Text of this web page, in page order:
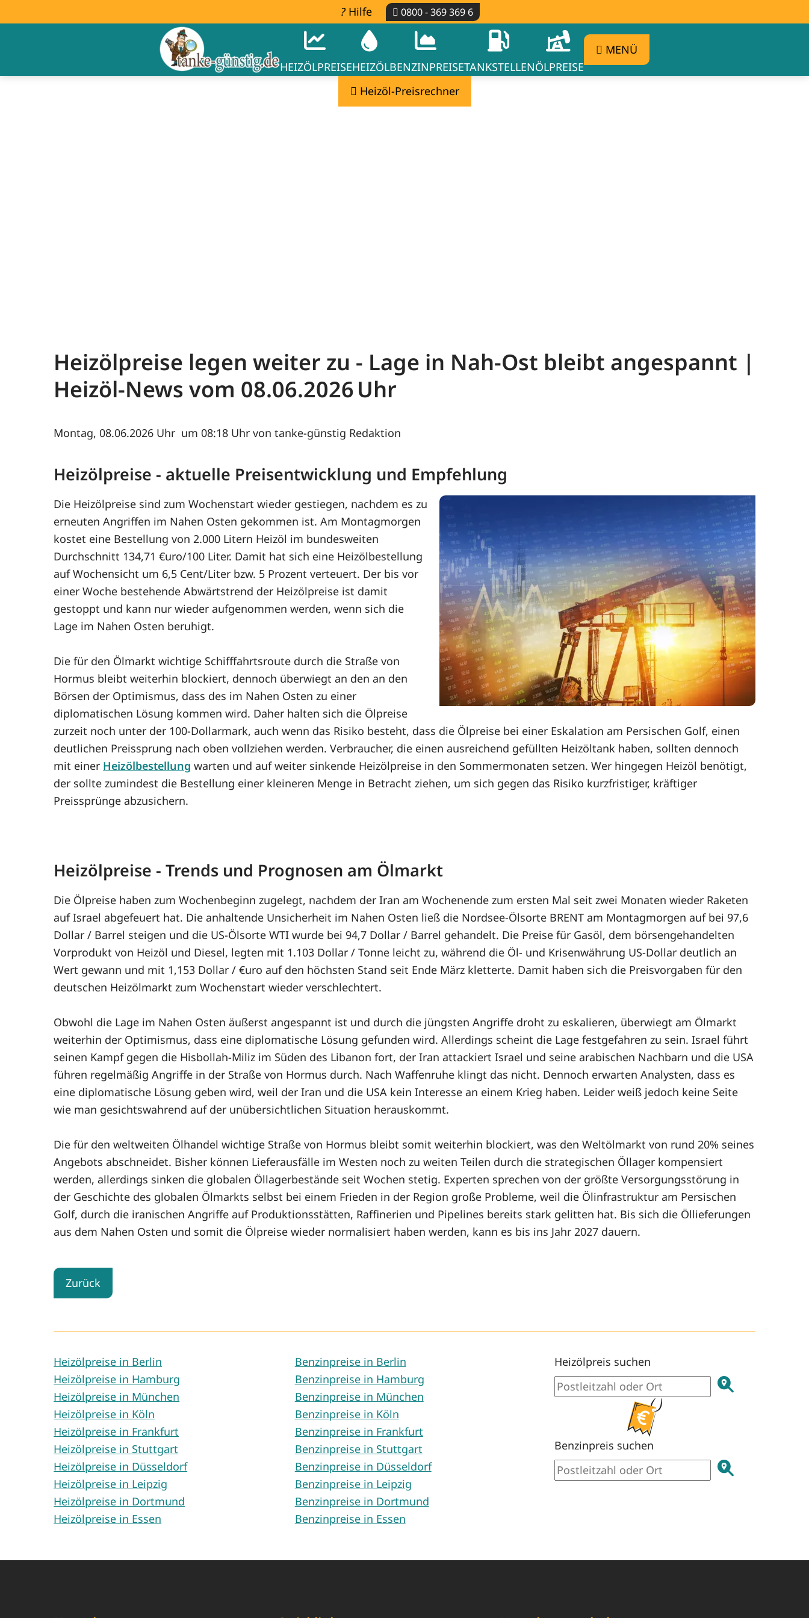
Hilfe 0800 - 369 369 6
HEIZÖLPREISEHEIZÖLBENZINPREISETANKSTELLENÖLPREISE
MENÜ
Heizöl-Preisrechner
Heizölpreise legen weiter zu - Lage in Nah-Ost bleibt angespannt |
Heizöl-News vom 08.06.2026
Montag, 08.06.2026 um 08:18 Uhr von tanke-günstig Redaktion
Heizölpreise - aktuelle Preisentwicklung und Empfehlung
Die Heizölpreise sind zum Wochenstart wieder gestiegen, nachdem es zu
erneuten Angriffen im Nahen Osten gekommen ist. Am Montagmorgen
kostet eine Bestellung von 2.000 Litern Heizöl im bundesweiten
Durchschnitt 134,71 €uro/100 Liter. Damit hat sich eine Heizölbestellung
auf Wochensicht um 6,5 Cent/Liter bzw. 5 Prozent verteuert. Der bis vor
einer Woche bestehende Abwärtstrend der Heizölpreise ist damit
gestoppt und kann nur wieder aufgenommen werden, wenn sich die
Lage im Nahen Osten beruhigt.
Die für den Ölmarkt wichtige Schifffahrtsroute durch die Straße von
Hormus bleibt weiterhin blockiert, dennoch überwiegt an den an den
Börsen der Optimismus, dass des im Nahen Osten zu einer
diplomatischen Lösung kommen wird. Daher halten sich die Ölpreise
zurzeit noch unter der 100-Dollarmark, auch wenn das Risiko besteht, dass die Ölpreise bei einer Eskalation am Persischen Golf, einen
deutlichen Preissprung nach oben vollziehen werden. Verbraucher, die einen ausreichend gefüllten Heizöltank haben, sollten dennoch
mit einer Heizölbestellung warten und auf weiter sinkende Heizölpreise in den Sommermonaten setzen. Wer hingegen Heizöl benötigt,
der sollte zumindest die Bestellung einer kleineren Menge in Betracht ziehen, um sich gegen das Risiko kurzfristiger, kräftiger
Preissprünge abzusichern.
Heizölpreise - Trends und Prognosen am Ölmarkt
Die Ölpreise haben zum Wochenbeginn zugelegt, nachdem der Iran am Wochenende zum ersten Mal seit zwei Monaten wieder Raketen
auf Israel abgefeuert hat. Die anhaltende Unsicherheit im Nahen Osten ließ die Nordsee-Ölsorte BRENT am Montagmorgen auf bei 97,6
Dollar / Barrel steigen und die US-Ölsorte WTI wurde bei 94,7 Dollar / Barrel gehandelt. Die Preise für Gasöl, dem börsengehandelten
Vorprodukt von Heizöl und Diesel, legten mit 1.103 Dollar / Tonne leicht zu, während die Öl- und Krisenwährung US-Dollar deutlich an
Wert gewann und mit 1,153 Dollar / €uro auf den höchsten Stand seit Ende März kletterte. Damit haben sich die Preisvorgaben für den
deutschen Heizölmarkt zum Wochenstart wieder verschlechtert.
Obwohl die Lage im Nahen Osten äußerst angespannt ist und durch die jüngsten Angriffe droht zu eskalieren, überwiegt am Ölmarkt
weiterhin der Optimismus, dass eine diplomatische Lösung gefunden wird. Allerdings scheint die Lage festgefahren zu sein. Israel führt
seinen Kampf gegen die Hisbollah-Miliz im Süden des Libanon fort, der Iran attackiert Israel und seine arabischen Nachbarn und die USA
führen regelmäßig Angriffe in der Straße von Hormus durch. Nach Waffenruhe klingt das nicht. Dennoch erwarten Analysten, dass es
eine diplomatische Lösung geben wird, weil der Iran und die USA kein Interesse an einem Krieg haben. Leider weiß jedoch keine Seite
wie man gesichtswahrend auf der unübersichtlichen Situation herauskommt.
Die für den weltweiten Ölhandel wichtige Straße von Hormus bleibt somit weiterhin blockiert, was den Weltölmarkt von rund 20% seines
Angebots abschneidet. Bisher können Lieferausfälle im Westen noch zu weiten Teilen durch die strategischen Öllager kompensiert
werden, allerdings sinken die globalen Öllagerbestände seit Wochen stetig. Experten sprechen von der größte Versorgungsstörung in
der Geschichte des globalen Ölmarkts selbst bei einem Frieden in der Region große Probleme, weil die Ölinfrastruktur am Persischen
Golf, durch die iranischen Angriffe auf Produktionsstätten, Raffinerien und Pipelines bereits stark gelitten hat. Bis sich die Öllieferungen
aus dem Nahen Osten und somit die Ölpreise wieder normalisiert haben werden, kann es bis ins Jahr 2027 dauern.
Zurück
Heizölpreise in Berlin
Heizölpreise in Hamburg
Heizölpreise in München
Heizölpreise in Köln
Heizölpreise in Frankfurt
Heizölpreise in Stuttgart
Heizölpreise in Düsseldorf
Heizölpreise in Leipzig
Heizölpreise in Dortmund
Heizölpreise in Essen
Benzinpreise in Berlin
Benzinpreise in Hamburg
Benzinpreise in München
Benzinpreise in Köln
Benzinpreise in Frankfurt
Benzinpreise in Stuttgart
Benzinpreise in Düsseldorf
Benzinpreise in Leipzig
Benzinpreise in Dortmund
Benzinpreise in Essen
Heizölpreis suchen
Benzinpreis suchen